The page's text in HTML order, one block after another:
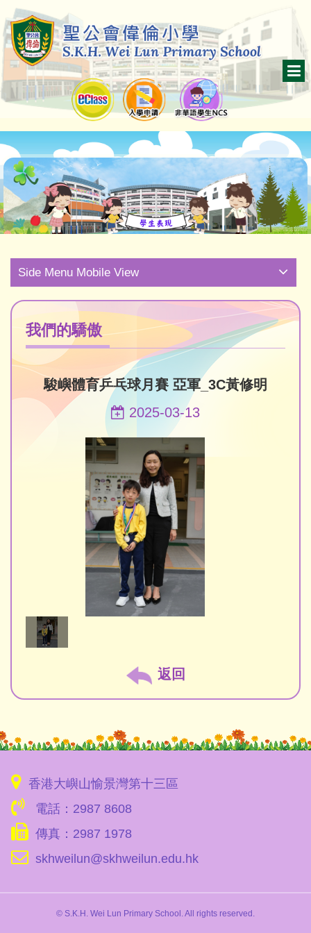
Side Menu Mobile View
我們的驕傲
駿嶼體育乒乓球月賽 亞軍_3C黃修明
2025-03-13
返回
香港大嶼山愉景灣第十三區
電話：2987 8608
傳真：2987 1978
skhweilun@skhweilun.edu.hk
© S.K.H. Wei Lun Primary School. All rights reserved.